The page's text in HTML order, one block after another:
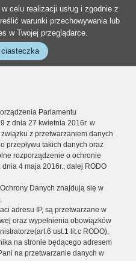
celu realizacji usług i zgodnie z
warunki przechowywania lub
w Twojej przeglądarce.
Parlamentu
z dnia 27 kwietnia 2016r. w
z przetwarzaniem danych
przepływu takich danych oraz
rozporządzenie o ochronie
4 maja 2016r., dalej RODO
Danych znajdują się w
adresu IP, są przetwarzane w
oraz wypełnienia obowiązków
ust.1 lit.c RODO),
na stronie będącego adresem
na przetwarzanie danych w